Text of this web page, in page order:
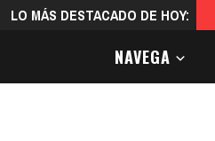
LO MÁS DESTACADO DE HOY:
NAVEGA